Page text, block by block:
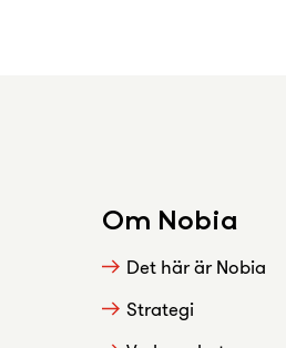
Om Nobia
Det här är Nobia
Strategi